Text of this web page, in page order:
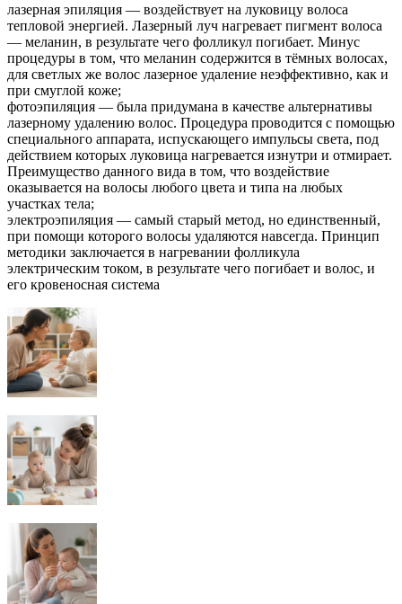
лазерная эпиляция — воздействует на луковицу волоса
тепловой энергией. Лазерный луч нагревает пигмент волоса
— меланин, в результате чего фолликул погибает. Минус
процедуры в том, что меланин содержится в тёмных волосах,
для светлых же волос лазерное удаление неэффективно, как и
при смуглой коже;
фотоэпиляция — была придумана в качестве альтернативы
лазерному удалению волос. Процедура проводится с помощью
специального аппарата, испускающего импульсы света, под
действием которых луковица нагревается изнутри и отмирает.
Преимущество данного вида в том, что воздействие
оказывается на волосы любого цвета и типа на любых
участках тела;
электроэпиляция — самый старый метод, но единственный,
при помощи которого волосы удаляются навсегда. Принцип
методики заключается в нагревании фолликула
электрическим током, в результате чего погибает и волос, и
его кровеносная система